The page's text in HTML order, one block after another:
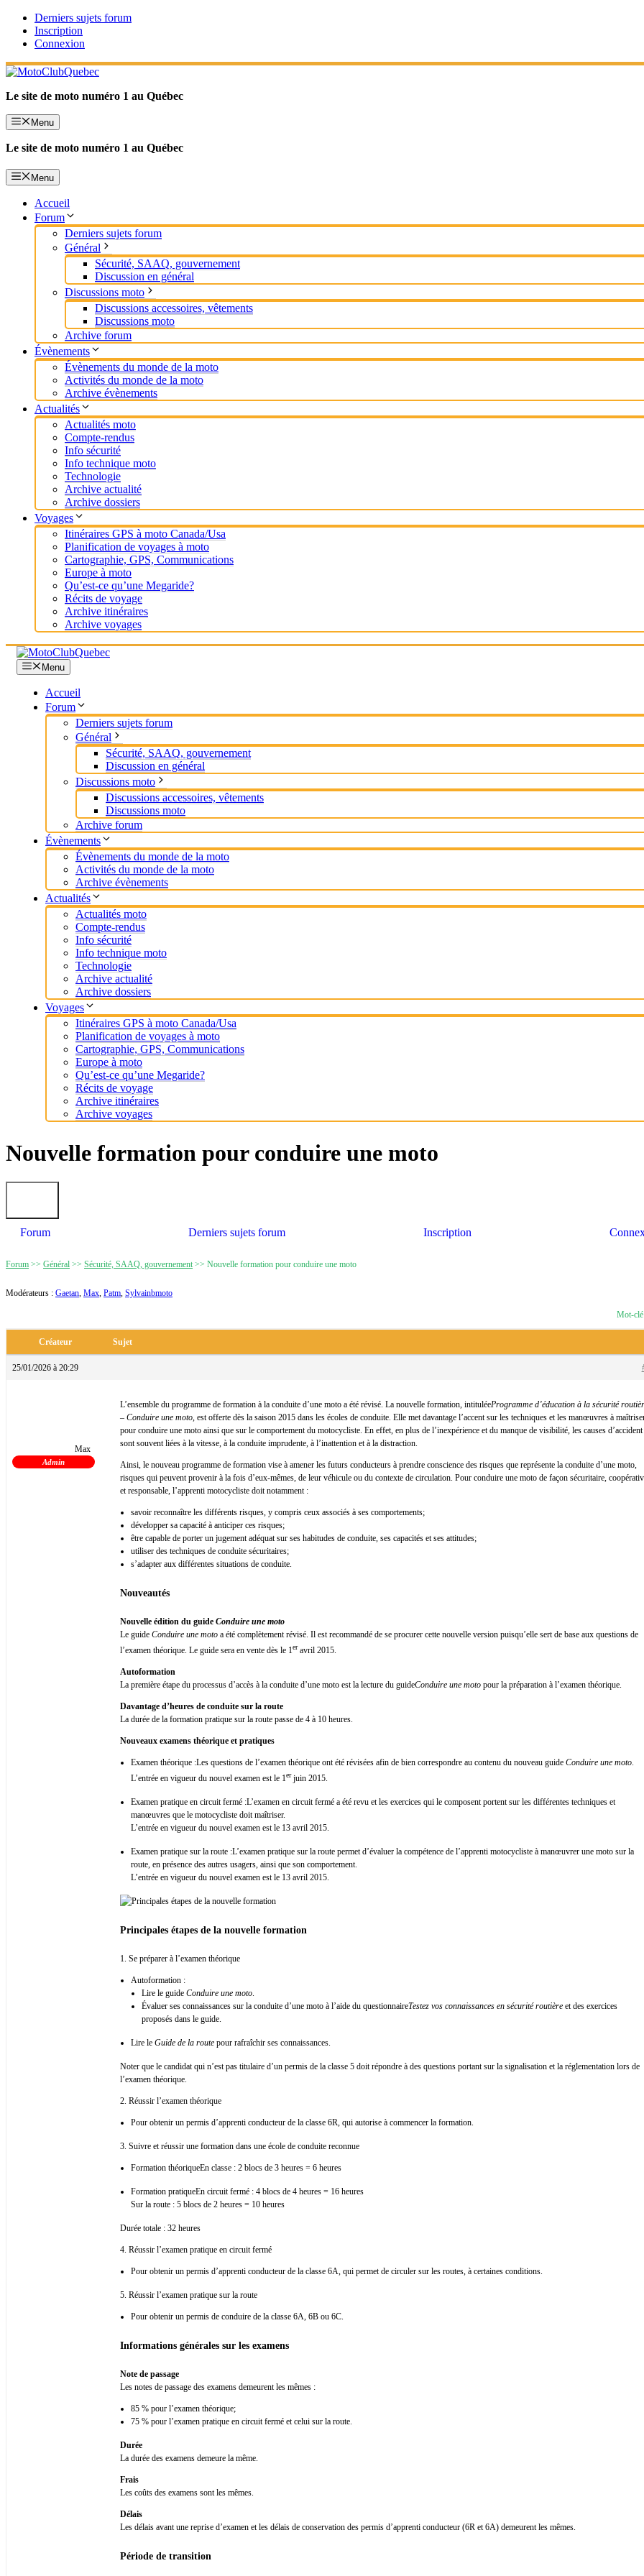
Aller
contenu
Derniers sujets forum
Inscription
Connexion
Le site de moto numéro 1 au Québec
Menu
Le site de moto numéro 1 au Québec
Menu
Accueil
Forum
Derniers sujets forum
Général
Sécurité, SAAQ, gouvernement
Discussion en général
Discussions moto
Discussions accessoires, vêtements
Discussions moto
Archive forum
Évènements
Évènements du monde de la moto
Activités du monde de la moto
Archive évènements
Actualités
Actualités moto
Compte-rendus
Info sécurité
Info technique moto
Technologie
Archive actualité
Archive dossiers
Voyages
Itinéraires GPS à moto Canada/Usa
Planification de voyages à moto
Cartographie, GPS, Communications
Europe à moto
Qu’est-ce qu’une Megaride?
Récits de voyage
Archive itinéraires
Archive voyages
Menu
Accueil
Forum
Derniers sujets forum
Général
Sécurité, SAAQ, gouvernement
Discussion en général
Discussions moto
Discussions accessoires, vêtements
Discussions moto
Archive forum
Évènements
Évènements du monde de la moto
Activités du monde de la moto
Archive évènements
Actualités
Actualités moto
Compte-rendus
Info sécurité
Info technique moto
Technologie
Archive actualité
Archive dossiers
Voyages
Itinéraires GPS à moto Canada/Usa
Planification de voyages à moto
Cartographie, GPS, Communications
Europe à moto
Qu’est-ce qu’une Megaride?
Récits de voyage
Archive itinéraires
Archive voyages
Nouvelle formation pour conduire une moto
Forum Derniers sujets forum Inscription
Forum >> Général >> Sécurité, SAAQ, gouvernement >> Nouvelle formation pour conduire une moto
Modérateurs : Gaetan, Max, Patm, Sylvainbmoto
Mot-
Créateur Sujet
25/01/2026 à 20:29
Max
Admin
L’ensemble du programme de formation à la conduite d’une moto a été révisé. La nouvelle formation, intituléeProgramme d’éducation à la sécurité
– Conduire une moto, est offerte dès la saison 2015 dans les écoles de conduite. Elle met davantage l’accent sur les techniques et les manœuvres à
pour conduire une moto ainsi que sur le comportement du motocycliste. En effet, en plus de l’inexpérience et du manque de visibilité, les causes d’accident
sont souvent liées à la vitesse, à la conduite imprudente, à l’inattention et à la distraction.
Ainsi, le nouveau programme de formation vise à amener les futurs conducteurs à prendre conscience des risques que représente la conduite d’une moto,
risques qui peuvent provenir à la fois d’eux-mêmes, de leur véhicule ou du contexte de circulation. Pour conduire une moto de façon sécuritaire,
et responsable, l’apprenti motocycliste doit notamment :
savoir reconnaître les différents risques, y compris ceux associés à ses comportements;
développer sa capacité à anticiper ces risques;
être capable de porter un jugement adéquat sur ses habitudes de conduite, ses capacités et ses attitudes;
utiliser des techniques de conduite sécuritaires;
s’adapter aux différentes situations de conduite.
Nouveautés
Nouvelle édition du guide Conduire une moto
Le guide Conduire une moto a été complètement révisé. Il est recommandé de se procurer cette nouvelle version puisqu’elle sert de base aux questions de
l’examen théorique. Le guide sera en vente dès le 1er avril 2015.
Autoformation
La première étape du processus d’accès à la conduite d’une moto est la lecture du guideConduire une moto pour la préparation à l’examen théorique.
Davantage d’heures de conduite sur la route
La durée de la formation pratique sur la route passe de 4 à 10 heures.
Nouveaux examens théorique et pratiques
Examen théorique :Les questions de l’examen théorique ont été révisées afin de bien correspondre au contenu du nouveau guide Conduire une moto.
L’entrée en vigueur du nouvel examen est le 1er juin 2015.
Examen pratique en circuit fermé :L’examen en circuit fermé a été revu et les exercices qui le composent portent sur les différentes techniques et
manœuvres que le motocycliste doit maîtriser.
L’entrée en vigueur du nouvel examen est le 13 avril 2015.
Examen pratique sur la route :L’examen pratique sur la route permet d’évaluer la compétence de l’apprenti motocycliste à manœuvrer une moto sur la
route, en présence des autres usagers, ainsi que son comportement.
L’entrée en vigueur du nouvel examen est le 13 avril 2015.
Principales étapes de la nouvelle formation
1. Se préparer à l’examen théorique
Autoformation :
Lire le guide Conduire une moto.
Évaluer ses connaissances sur la conduite d’une moto à l’aide du questionnaireTestez vos connaissances en sécurité routière et des exercices
proposés dans le guide.
Lire le Guide de la route pour rafraîchir ses connaissances.
Noter que le candidat qui n’est pas titulaire d’un permis de la classe 5 doit répondre à des questions portant sur la signalisation et la réglementation lors de
l’examen théorique.
2. Réussir l’examen théorique
Pour obtenir un permis d’apprenti conducteur de la classe 6R, qui autorise à commencer la formation.
3. Suivre et réussir une formation dans une école de conduite reconnue
Formation théoriqueEn classe : 2 blocs de 3 heures = 6 heures
Formation pratiqueEn circuit fermé : 4 blocs de 4 heures = 16 heures
Sur la route : 5 blocs de 2 heures = 10 heures
Durée totale : 32 heures
4. Réussir l’examen pratique en circuit fermé
Pour obtenir un permis d’apprenti conducteur de la classe 6A, qui permet de circuler sur les routes, à certaines conditions.
5. Réussir l’examen pratique sur la route
Pour obtenir un permis de conduire de la classe 6A, 6B ou 6C.
Informations générales sur les examens
Note de passage
Les notes de passage des examens demeurent les mêmes :
85 % pour l’examen théorique;
75 % pour l’examen pratique en circuit fermé et celui sur la route.
Durée
La durée des examens demeure la même.
Frais
Les coûts des examens sont les mêmes.
Délais
Les délais avant une reprise d’examen et les délais de conservation des permis d’apprenti conducteur (6R et 6A) demeurent les mêmes.
Période de transition